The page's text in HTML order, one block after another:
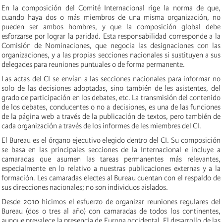
En la composición del Comité Internacional rige la norma de que,
cuando haya dos o más miembros de una misma organización, no
pueden ser ambos hombres, y que la composición global debe
esforzarse por lograr la paridad. Esta responsabilidad corresponde a la
Comisión de Nominaciones, que negocia las designaciones con las
organizaciones, y a las propias secciones nacionales si sustituyen a sus
delegades para reuniones puntuales o de forma permanente.
Las actas del CI se envían a las secciones nacionales para informar no
solo de las decisiones adoptadas, sino también de les asistentes, del
grado de participación en los debates, etc. La transmisión del contenido
de los debates, conducentes o no a decisiones, es una de las funciones
de la página web a través de la publicación de textos, pero también de
cada organización a través de los informes de les miembres del CI.
El Bureau es el órgano ejecutivo elegido dentro del CI. Su composición
se basa en las principales secciones de la Internacional e incluye a
camaradas que asumen las tareas permanentes más relevantes,
especialmente en lo relativo a nuestras publicaciones externas y a la
formación. Les camaradas electes al Bureau cuentan con el respaldo de
sus direcciones nacionales; no son individuos aislados.
Desde 2010 hicimos el esfuerzo de organizar reuniones regulares del
Bureau (dos o tres al año) con camaradas de todos los continentes,